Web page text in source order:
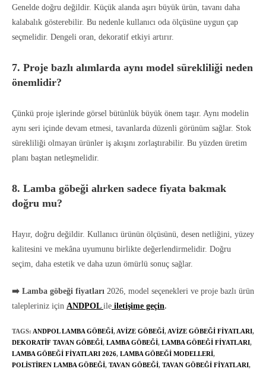
Genelde doğru değildir. Küçük alanda aşırı büyük ürün, tavanı daha
kalabalık gösterebilir. Bu nedenle kullanıcı oda ölçüsüne uygun çap
seçmelidir. Dengeli oran, dekoratif etkiyi artırır.
7. Proje bazlı alımlarda aynı model sürekliliği neden
önemlidir?
Çünkü proje işlerinde görsel bütünlük büyük önem taşır. Aynı modelin
aynı seri içinde devam etmesi, tavanlarda düzenli görünüm sağlar. Stok
sürekliliği olmayan ürünler iş akışını zorlaştırabilir. Bu yüzden üretim
planı baştan netleşmelidir.
8. Lamba göbeği alırken sadece fiyata bakmak
doğru mu?
Hayır, doğru değildir. Kullanıcı ürünün ölçüsünü, desen netliğini, yüzey
kalitesini ve mekâna uyumunu birlikte değerlendirmelidir. Doğru
seçim, daha estetik ve daha uzun ömürlü sonuç sağlar.
➡️ Lamba göbeği fiyatları 2026, model seçenekleri ve proje bazlı ürün
talepleriniz için ANDPOL ile iletişime geçin.
TAGS: ANDPOL LAMBA GÖBEĞI, AVIZE GÖBEĞI, AVIZE GÖBEĞI FIYATLARI,
DEKORATIF TAVAN GÖBEĞI, LAMBA GÖBEĞI, LAMBA GÖBEĞI FIYATLARI,
LAMBA GÖBEĞI FIYATLARI 2026, LAMBA GÖBEĞI MODELLERI,
POLISTIREN LAMBA GÖBEĞI, TAVAN GÖBEĞI, TAVAN GÖBEĞI FIYATLARI,